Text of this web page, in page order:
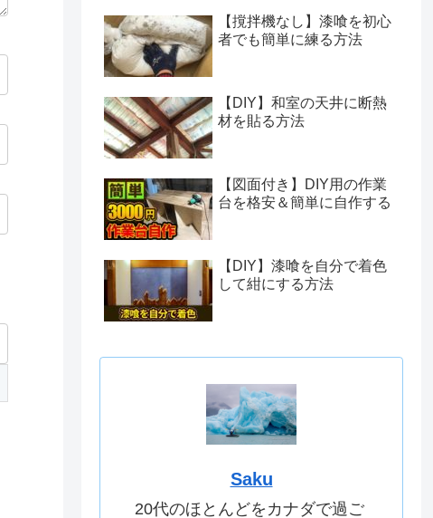
【撹拌機なし】漆喰を初心
者でも簡単に練る方法
【DIY】和室の天井に断熱
材を貼る方法
【図面付き】DIY用の作業
台を格安＆簡単に自作する
【DIY】漆喰を自分で着色
して紺にする方法
Saku
20代のほとんどをカナダで過ご